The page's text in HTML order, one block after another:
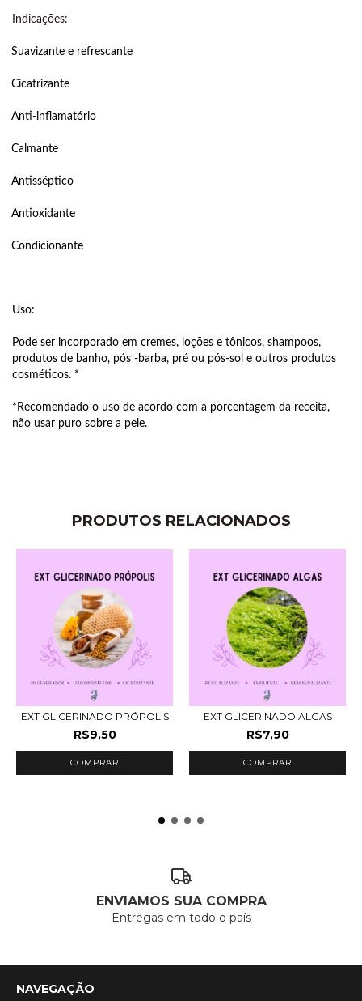
Indicações:
Suavizante e refrescante
Cicatrizante
Anti-inflamatório
Calmante
Antisséptico
Antioxidante
Condicionante
Uso:
Pode ser incorporado em cremes, loções e tônicos, shampoos,
produtos de banho, pós -barba, pré ou pós-sol e outros produtos
cosméticos. *
*Recomendado o uso de acordo com a porcentagem da receita,
não usar puro sobre a pele.
PRODUTOS RELACIONADOS
EXT GLICERINADO PRÓPOLIS
R$9,50
COMPRAR
EXT GLICERINADO ALGAS
R$7,90
COMPRAR
ENVIAMOS SUA COMPRA
Entregas em todo o país
NAVEGAÇÃO